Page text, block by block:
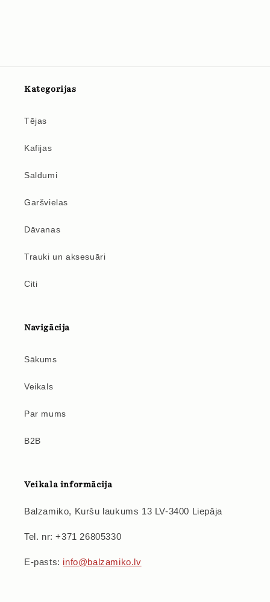
Kategorijas
Tējas
Kafijas
Saldumi
Garšvielas
Dāvanas
Trauki un aksesuāri
Citi
Navigācija
Sākums
Veikals
Par mums
B2B
Veikala informācija
Balzamiko, Kuršu laukums 13 LV-3400 Liepāja
Tel. nr: +371 26805330
E-pasts: info@balzamiko.lv